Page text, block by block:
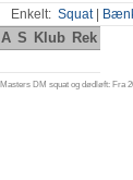
Enkelt: Squat|
A S Klub Rek
DM squat og dødløft: Fra